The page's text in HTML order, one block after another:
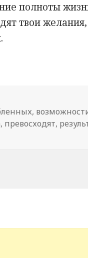
полноты
твои
,
, превосходят,